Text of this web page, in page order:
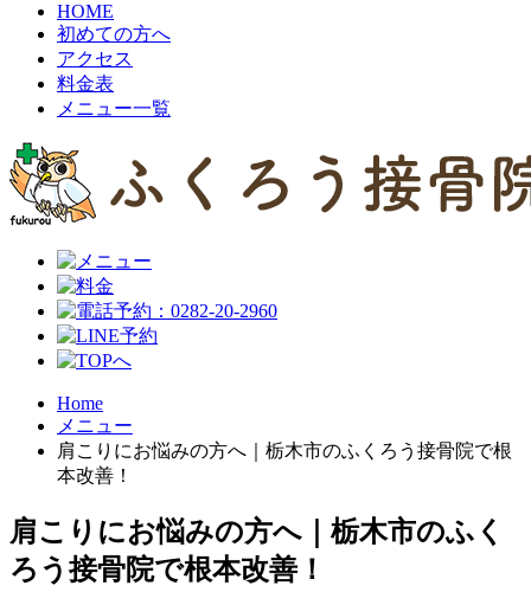
HOME
初めての方へ
アクセス
料金表
メニュー一覧
Home
メニュー
肩こりにお悩みの方へ｜栃木市のふくろう接骨院で根
本改善！
肩こりにお悩みの方へ｜栃木市のふく
ろう接骨院で根本改善！